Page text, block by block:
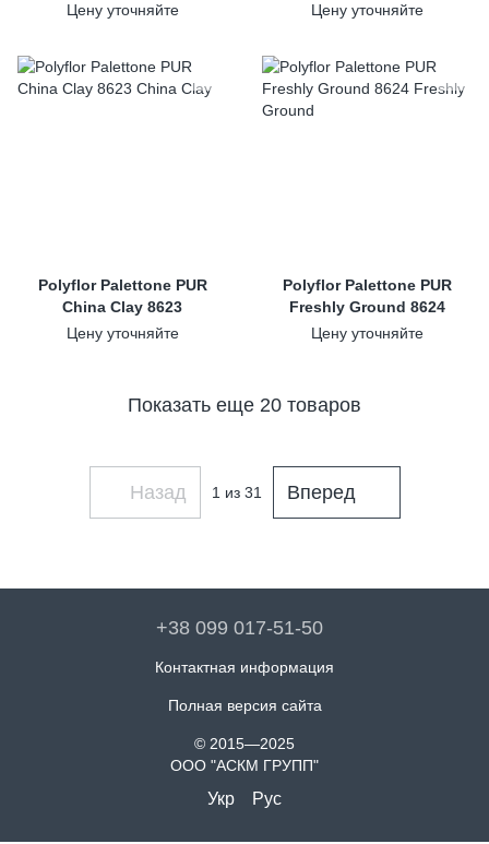
Цену уточняйте
Цену уточняйте
Polyflor Palettone PUR
China Clay 8623
Цену уточняйте
Polyflor Palettone PUR
Freshly Ground 8624
Цену уточняйте
Показать еще 20 товаров
Назад 1 из 31 Вперед
+38 099 017-51-50
Контактная информация
Полная версия сайта
© 2015—2025
ООО "АСКМ ГРУПП"
Укр Рус